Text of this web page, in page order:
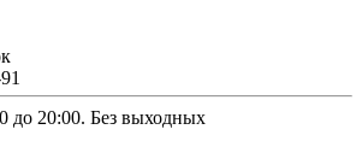
до 20:00. Без выходных